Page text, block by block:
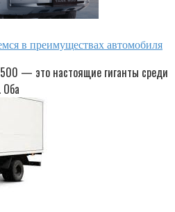
в преимуществах автомобиля
— это настоящие гиганты среди
Оба